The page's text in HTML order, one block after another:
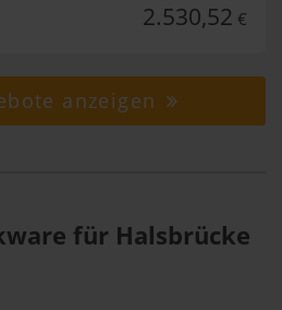
2.530,52 €
anzeigen
für Halsbrücke